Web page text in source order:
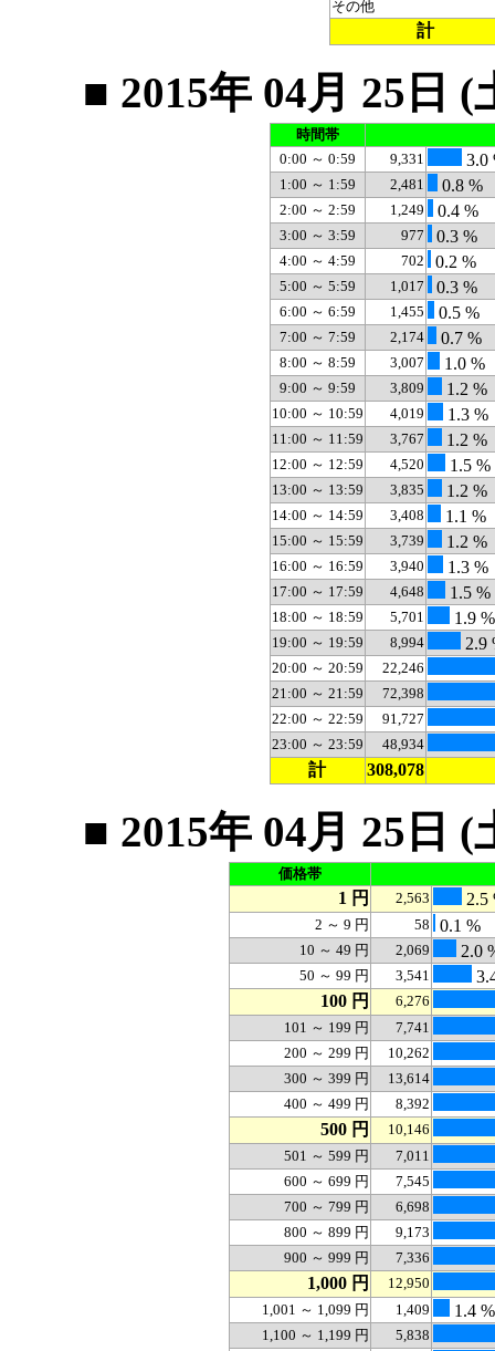
その他
計
■ 2015年 04月 25日
時間帯
0:00 ～ 0:59
9,331 3.0
1:00 ～ 1:59 2,481 0.8 %
2:00 ～ 2:59 1,249 0.4 %
3:00 ～ 3:59 977 0.3 %
4:00 ～ 4:59 702 0.2 %
5:00 ～ 5:59 1,017 0.3 %
6:00 ～ 6:59 1,455 0.5 %
7:00 ～ 7:59 2,174 0.7 %
8:00 ～ 8:59 3,007 1.0 %
9:00 ～ 9:59 3,809 1.2 %
10:00 ～ 10:59 4,019 1.3 %
11:00 ～ 11:59 3,767 1.2 %
12:00 ～ 12:59 4,520 1.5 %
13:00 ～ 13:59 3,835 1.2 %
14:00 ～ 14:59 3,408 1.1 %
15:00 ～ 15:59 3,739 1.2 %
16:00 ～ 16:59 3,940 1.3 %
17:00 ～ 17:59 4,648 1.5 %
18:00 ～ 18:59 5,701 1.9 %
19:00 ～ 19:59 8,994 2.9
20:00 ～ 20:59
22,246
21:00 ～ 21:59
72,398
22:00 ～ 22:59
91,727
23:00 ～ 23:59
48,934
計 308,078
■ 2015年 04月 25日
価格帯
1 円 2,563 2.5
2 ～ 9 円 58 0.1 %
10 ～ 49 円 2,069 2.0
50 ～ 99 円 3,541
100 円
6,276
101 ～ 199 円
7,741
200 ～ 299 円
10,262
300 ～ 399 円
13,614
400 ～ 499 円
8,392
500 円
10,146
501 ～ 599 円
7,011
600 ～ 699 円
7,545
700 ～ 799 円
6,698
800 ～ 899 円
9,173
900 ～ 999 円
7,336
1,000 円
12,950
1,001 ～ 1,099 円
1,409 1.4 %
1,100 ～ 1,199 円
5,838